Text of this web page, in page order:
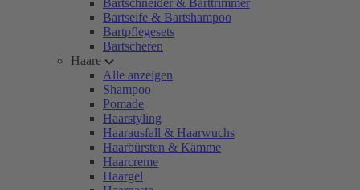
Bartschneider & Barttrimmer
Bartseife & Bartshampoo
Bartpflegesets
Bartscheren
Haare
Alle anzeigen
Shampoo
Pomade
Haarstyling
Haarausfall & Haarwuchs
Haarbürsten & Kämme
Haarcreme
Haargel